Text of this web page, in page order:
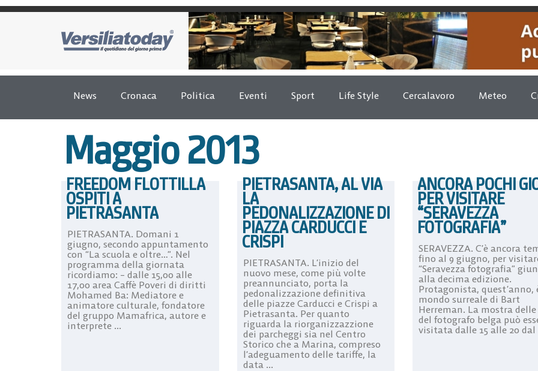
News Cronaca Politica Eventi Sport Life Style Cercalavoro Meteo
Maggio 2013
FREEDOM FLOTTILLA
OSPITI A
PIETRASANTA
PIETRASANTA. Domani 1
giugno, secondo appuntamento
con “La scuola e oltre…”. Nel
programma della giornata
ricordiamo: – dalle 15,00 alle
17,00 area Caffè Poveri di diritti
Mohamed Ba: Mediatore e
animatore culturale, fondatore
del gruppo Mamafrica, autore e
interprete ...
PIETRASANTA, AL VIA
LA
PEDONALIZZAZIONE DI
PIAZZA CARDUCCI E
CRISPI
PIETRASANTA. L’inizio del
nuovo mese, come più volte
preannunciato, porta la
pedonalizzazione definitiva
delle piazze Carducci e Crispi a
Pietrasanta. Per quanto
riguarda la riorganizzazzione
dei parcheggi sia nel Centro
Storico che a Marina, compreso
l’adeguamento delle tariffe, la
data ...
ANCORA POCHI
PER VISITARE
“SERAVEZZA
FOTOGRAFIA”
SERAVEZZA. C’è ancora
fino al 9 giugno, per
“Seravezza fotografia”
alla decima edizione.
Protagonista, quest’anno,
mondo surreale di Bart
Herreman. La mostra delle
del fotografo belga può
visitata dalle 15 alle 20 dal